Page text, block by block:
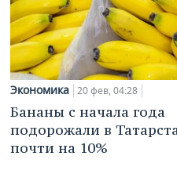
Экономика 20 фев, 04:28
Бананы с начала года
подорожали в
почти на 10%